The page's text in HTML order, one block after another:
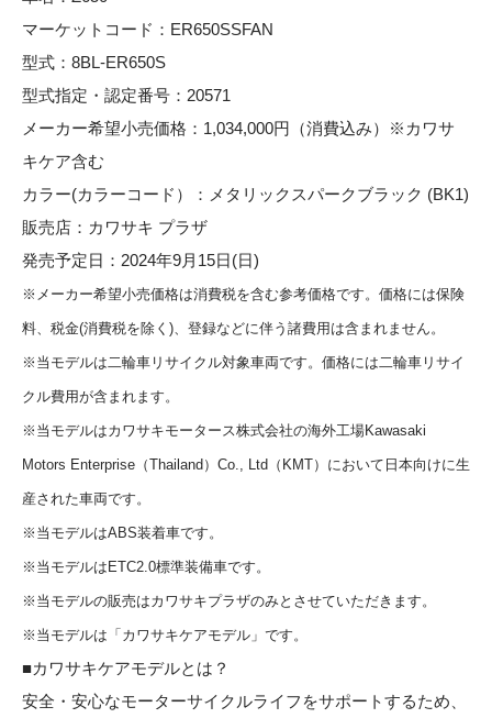
マーケットコード：ER650SSFAN
型式：8BL-ER650S
型式指定・認定番号：20571
メーカー希望小売価格：1,034,000円（消費込み）※カワサ
キケア含む
カラー(カラーコード）：メタリックスパークブラック (BK1)
販売店：カワサキ プラザ
発売予定日：2024年9月15日(日)
※メーカー希望小売価格は消費税を含む参考価格です。価格には保険
料、税金(消費税を除く)、登録などに伴う諸費用は含まれません。
※当モデルは二輪車リサイクル対象車両です。価格には二輪車リサイ
クル費用が含まれます。
※当モデルはカワサキモータース株式会社の海外工場Kawasaki
Motors Enterprise（Thailand）Co., Ltd（KMT）において日本向けに生
産された車両です。
※当モデルはABS装着車です。
※当モデルはETC2.0標準装備車です。
※当モデルの販売はカワサキプラザのみとさせていただきます。
※当モデルは「カワサキケアモデル」です。
■カワサキケアモデルとは？
安全・安心なモーターサイクルライフをサポートするため、